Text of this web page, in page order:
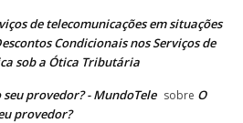
de telecomunicações em situações
Condicionais nos Serviços de
sob a Ótica Tributária
provedor? - MundoTele sobre O
provedor?